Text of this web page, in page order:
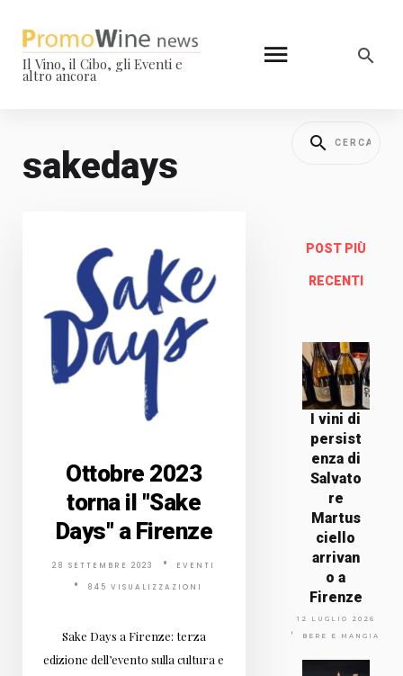
Il Vino, il Cibo, gli Eventi e
altro ancora
sakedays
Ottobre 2023
torna il "Sake
Days" a Firenze
28 SETTEMBRE 2023 EVENTI
845 VISUALIZZAZIONI
Sake Days a Firenze: terza
edizione dell’evento sulla cultura e
POST PIÙ
RECENTI
I vini di
persist
enza di
Salvato
re
Martus
ciello
arrivan
o a
Firenze
12 LUGLIO 2026
BERE E MANGIARE